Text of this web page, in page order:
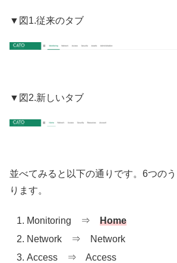
▼図1.従来のタブ
▼図2.新しいタブ
並べてみると以下の通りです。6つの
ります。
Monitoring ⇒Home
Network ⇒ Network
Access ⇒ Access